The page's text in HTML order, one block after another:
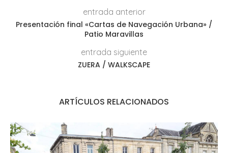
entrada anterior
Presentación final «Cartas de Navegación Urbana» /
Patio Maravillas
entrada siguiente
ZUERA / WALKSCAPE
ARTÍCULOS RELACIONADOS